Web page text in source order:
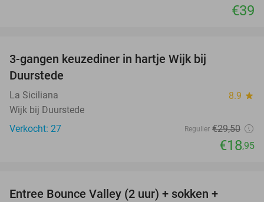
€39
3-gangen keuzediner in hartje Wijk bij
Duurstede
La Siciliana 8.9 star
Wijk bij Duurstede
Verkocht: 27
Regulier €29,50
€18,95
Entree Bounce Valley (2 uur) + sokken +